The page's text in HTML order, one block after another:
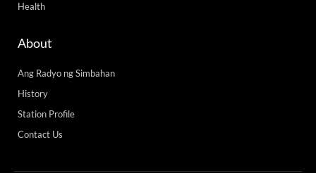
Health
About
Ang Radyo ng Simbahan
History
Station Profile
Contact Us